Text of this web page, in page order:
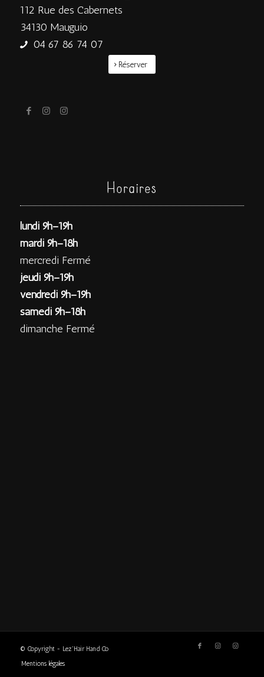
112 Rue des Cabernets
34130 Mauguio
04 67 86 74 07
Réserver
Horaires
lundi 9h–19h
mardi 9h–18h
mercredi Fermé
jeudi 9h–19h
vendredi 9h–19h
samedi 9h–18h
dimanche Fermé
© Copyright - Lez'Hair Hand Co
Mentions légales